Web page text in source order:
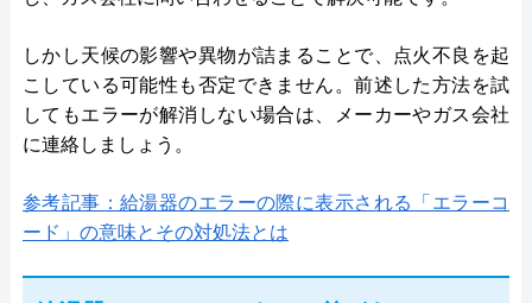
しかし天候の影響や異物が詰まることで、点火不良を起
こしている可能性も否定できません。前述した方法を試
してもエラーが解消しない場合は、メーカーやガス会社
に連絡しましょう。
参考記事：給湯器のエラーの際に表示される「エラーコ
ード」の意味とその対処法とは